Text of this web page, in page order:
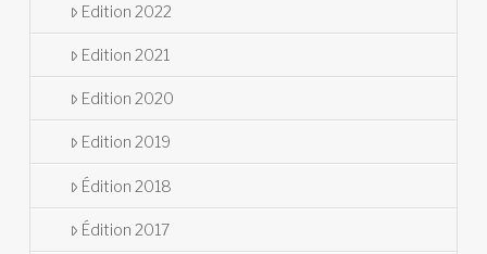
Edition 2022
Edition 2021
Edition 2020
Edition 2019
Édition 2018
Édition 2017